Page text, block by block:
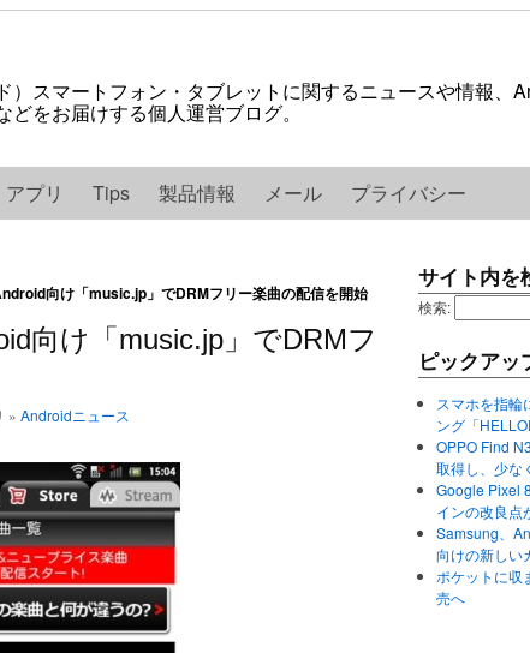
）スマートフォン・タブレットに関するニュースや情報、
をお届けする個人運営ブログ。
アプリ Tips 製品情報 メール プライバシー
向け「music.jp」でDRMフリー楽曲の配信を開始
向け「music.jp」でDRMフ
» Androidニュース
サイト内を
検索:
ピックアッ
スマホを指輪
ング「
OPPO Find
取得し、少な
Google Pixel
インの改良点
Samsung、
向けの新しい
ポケットに収
売へ